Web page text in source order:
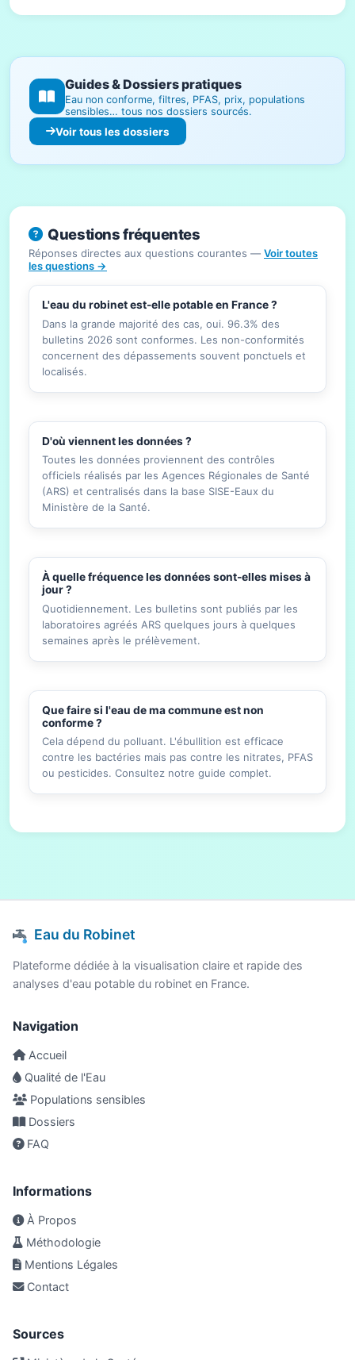
Guides & Dossiers pratiques
Eau non conforme, filtres, PFAS, prix, populations
sensibles… tous nos dossiers sourcés.
Voir tous les dossiers
Questions fréquentes
Réponses directes aux questions courantes — Voir toutes
les questions →
L'eau du robinet est-elle potable en France ?
Dans la grande majorité des cas, oui. 96.3% des
bulletins 2026 sont conformes. Les non-conformités
concernent des dépassements souvent ponctuels et
localisés.
D'où viennent les données ?
Toutes les données proviennent des contrôles
officiels réalisés par les Agences Régionales de Santé
(ARS) et centralisés dans la base SISE-Eaux du
Ministère de la Santé.
À quelle fréquence les données sont-elles mises à
jour ?
Quotidiennement. Les bulletins sont publiés par les
laboratoires agréés ARS quelques jours à quelques
semaines après le prélèvement.
Que faire si l'eau de ma commune est non
conforme ?
Cela dépend du polluant. L'ébullition est efficace
contre les bactéries mais pas contre les nitrates, PFAS
ou pesticides. Consultez notre guide complet.
Eau du Robinet
Plateforme dédiée à la visualisation claire et rapide des
analyses d'eau potable du robinet en France.
Navigation
Accueil
Qualité de l'Eau
Populations sensibles
Dossiers
FAQ
Informations
À Propos
Méthodologie
Mentions Légales
Contact
Sources